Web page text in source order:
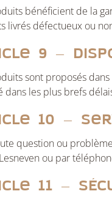
bénéficient de la
livrés défectueux ou
9 –
sont proposés
dans les plus brefs
10 –
question ou
ou par
11 –